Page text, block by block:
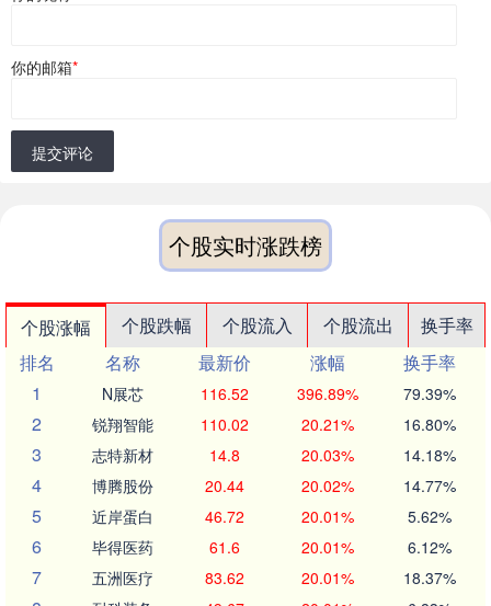
你的邮箱*
提交评论
个股实时涨跌榜
个股涨幅 个股跌幅 个股流入 个股流出
换手率
排名
名称 最新价 涨幅
换手率
1
N展芯 116.52 396.89% 79.39%
2 锐翔智能 110.02 20.21% 16.80%
3 志特新材 14.8 20.03% 14.18%
4 博腾股份 20.44 20.02% 14.77%
5 近岸蛋白 46.72 20.01% 5.62%
6 毕得医药 61.6 20.01% 6.12%
7 五洲医疗 83.62 20.01% 18.37%